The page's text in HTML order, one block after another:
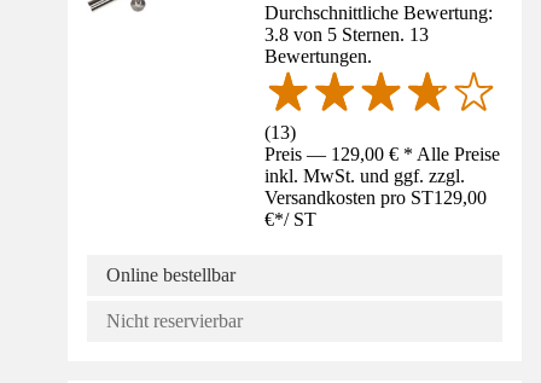
Durchschnittliche Bewertung:
3.8 von 5 Sternen. 13
Bewertungen.
(13)
Preis — 129,00 € * Alle Preise
inkl. MwSt. und ggf. zzgl.
Versandkosten pro ST129,00
€*/ ST
Online bestellbar
Nicht reservierbar